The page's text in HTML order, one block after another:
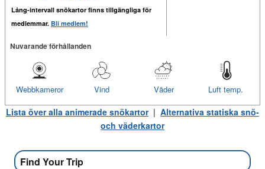
Lång-intervall snökartor finns tillgängliga för
medlemmar. Bli medlem!
Nuvarande förhållanden
Luft temp.
Väder
Vind
Webbkameror
Lista över alla animerade snökartor| Alternativa statiska snö-
och väderkartor
Find Your Trip